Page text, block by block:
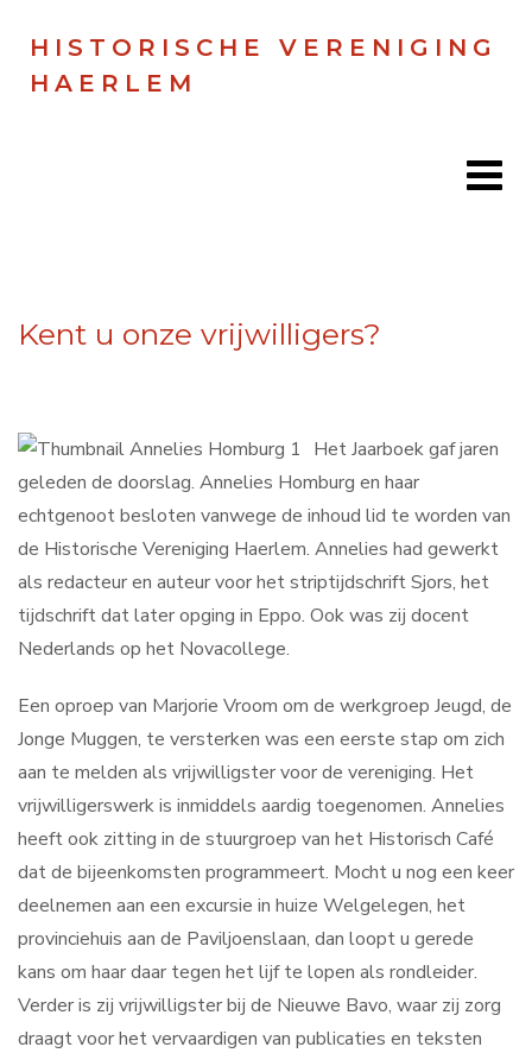
HISTORISCHE VERENIGING
HAERLEM
Doen
Lezen
Over ons
Search
Kent u onze vrijwilligers?
Het Jaarboek gaf jaren
geleden de doorslag. Annelies Homburg en haar
echtgenoot besloten vanwege de inhoud lid te worden van
de Historische Vereniging Haerlem. Annelies had gewerkt
als redacteur en auteur voor het striptijdschrift Sjors, het
tijdschrift dat later opging in Eppo. Ook was zij docent
Nederlands op het Novacollege.
Een oproep van Marjorie Vroom om de werkgroep Jeugd, de
Jonge Muggen, te versterken was een eerste stap om zich
aan te melden als vrijwilligster voor de vereniging. Het
vrijwilligerswerk is inmiddels aardig toegenomen. Annelies
heeft ook zitting in de stuurgroep van het Historisch Café
dat de bijeenkomsten programmeert. Mocht u nog een keer
deelnemen aan een excursie in huize Welgelegen, het
provinciehuis aan de Paviljoenslaan, dan loopt u gerede
kans om haar daar tegen het lijf te lopen als rondleider.
Verder is zij vrijwilligster bij de Nieuwe Bavo, waar zij zorg
draagt voor het vervaardigen van publicaties en teksten